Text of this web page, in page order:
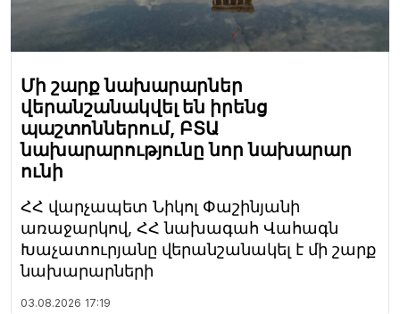
Մի շարք նախարարներ
վերանշանակվել են իրենց
պաշտոններում, ԲՏԱ
նախարարությունը նոր նախարար
ունի
ՀՀ վարչապետ Նիկոլ Փաշինյանի
առաջարկով, ՀՀ նախագահ Վահագն
Խաչատուրյանը վերանշանակել է մի շարք
նախարարների
03.08.2026 17:19